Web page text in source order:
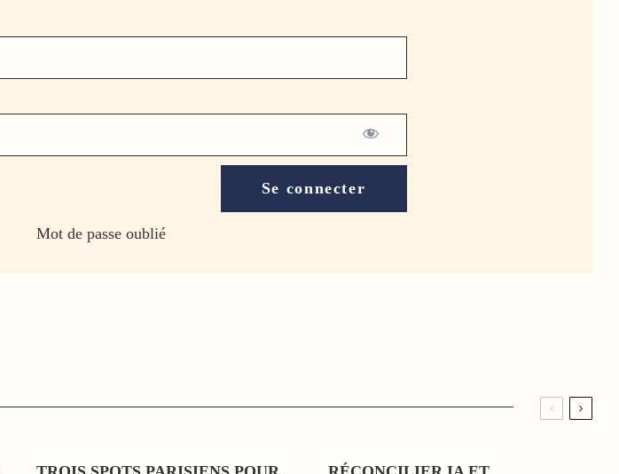
Mot de passe oublié